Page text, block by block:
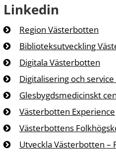
Linkedin
Region Västerbotten
Biblioteksutveckling
Digitala Västerbotten
Digitalisering och
Glesbygdsmedicinskt
Västerbotten Experience
Västerbottens
Utveckla Västerbotten –